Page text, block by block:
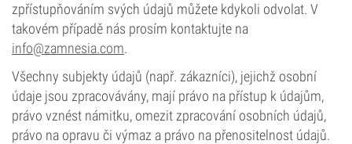
zpřístupňováním svých údajů můžete kdykoli odvolat. V
takovém případě nás prosím kontaktujte na
info@zamnesia.com.
Všechny subjekty údajů (např. zákazníci), jejichž osobní
údaje jsou zpracovávány, mají právo na přístup k údajům,
právo vznést námitku, omezit zpracování osobních údajů,
právo na opravu či výmaz a právo na přenositelnost údajů.